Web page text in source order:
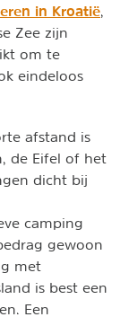
in Kroatië
Zee zijn
om te
eindeloos
afstand is
de Eifel of het
dicht bij
camping
gewoon
met
is best een
Een